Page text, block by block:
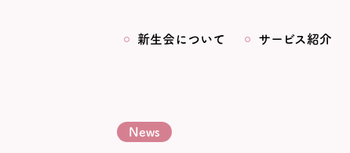
新生会について サービス紹介
News